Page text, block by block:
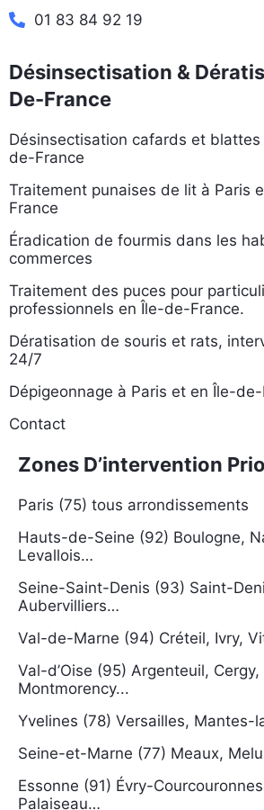
01 83 84 92 19
Désinsectisation &
De-France
Désinsectisation cafards et
de-France
Traitement punaises de lit à Paris
France
Éradication de fourmis dans les
commerces
Traitement des puces pour
professionnels en Île-de-France.
Dératisation de souris et rats,
24/7
Dépigeonnage à Paris et en Île-
Contact
Zones D’intervention
Paris (75) tous arrondissements
Hauts-de-Seine (92) Boulogne,
Levallois…
Seine-Saint-Denis (93) Saint-
Aubervilliers…
Val-de-Marne (94) Créteil, Ivry,
Val-d’Oise (95) Argenteuil, Cergy,
Montmorency...
Yvelines (78) Versailles, Mantes-
Seine-et-Marne (77) Meaux,
Essonne (91) Évry-
Palaiseau…